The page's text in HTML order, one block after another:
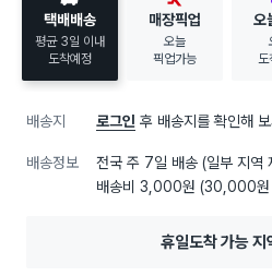
택배배송
평균 3일 이내
도착예정
매장픽업
오늘
픽업가능
오
도
배송지 로그인 후 배송지를 확인해
배송정보 전국 주 7일 배송 (일부 지역
배송비 3,000원 (30,000원
휴일도착 가능 지